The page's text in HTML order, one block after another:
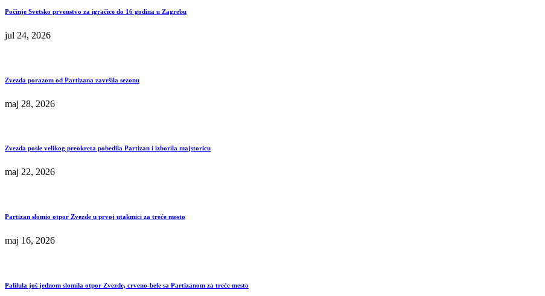
Počinje Svetsko prvenstvo za igračice do 16 godina u Zagrebu
jul 24, 2026
Zvezda porazom od Partizana završila sezonu
maj 28, 2026
Zvezda posle velikog preokreta pobedila Partizan i izborila majstoricu
maj 22, 2026
Partizan slomio otpor Zvezde u prvoj utakmici za treće mesto
maj 16, 2026
Palilula još jednom slomila otpor Zvezde, crveno-bele sa Partizanom za treće mesto